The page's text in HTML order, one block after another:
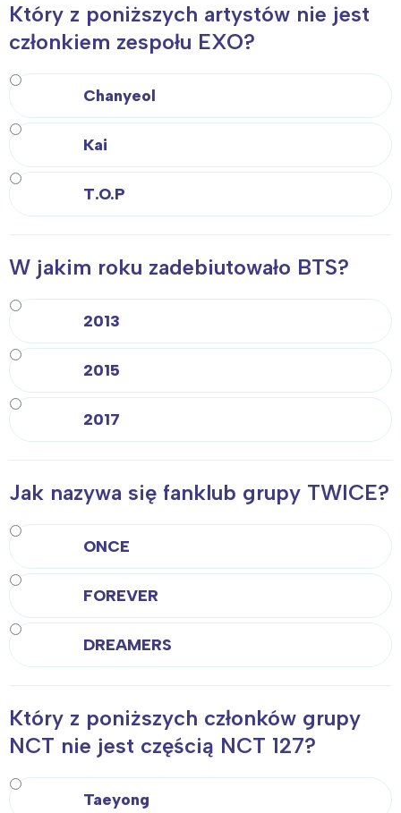
Który z poniższych artystów nie jest
członkiem zespołu EXO?
Chanyeol
Kai
T.O.P
W jakim roku zadebiutowało BTS?
2013
2015
2017
Jak nazywa się fanklub grupy TWICE?
ONCE
FOREVER
DREAMERS
Który z poniższych członków grupy
NCT nie jest częścią NCT 127?
Taeyong